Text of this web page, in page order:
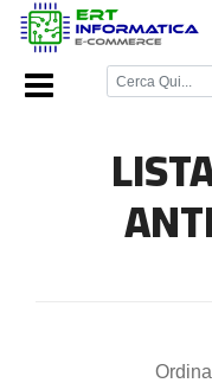
Home Page/
Ordina